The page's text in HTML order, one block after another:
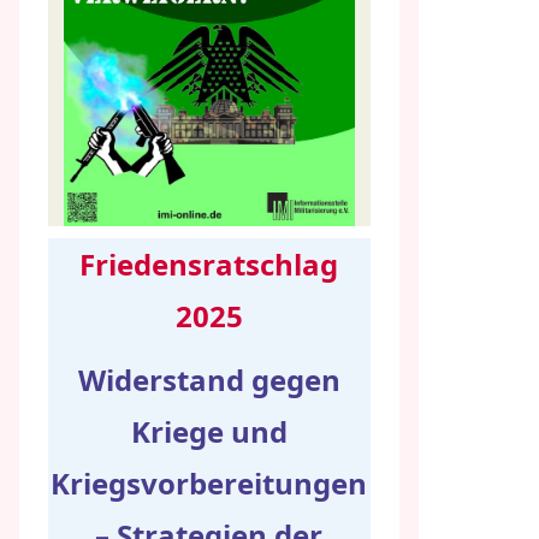
Friedensratschlag
2025
Widerstand gegen
Kriege und
Kriegsvorbereitungen